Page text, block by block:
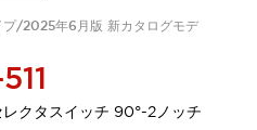
/2025年6月版 新カタログモデ
クタスイッチ 90°-2ノッチ